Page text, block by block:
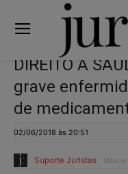
DIREITO À
grave
de
02/06/2018 às 20:51
Suporte Juristas Mestre